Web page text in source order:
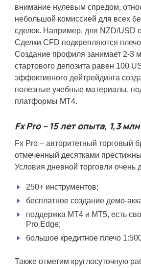
внимание нулевым спредом,
небольшой комиссией для всех
сделок. Например, для NZD/USD
Сделки CFD подкрепляются
Создание профиля занимает 2-3
стартового депозита равен 100
эффективного дейтрейдинга
полезные учебные материалы,
платформы МТ4.
Fx Pro – 15 лет опыта, 1,3
Fx Pro – авторитетный торговый
отмеченный десятками
Условия дневной торговли очень
250+ инструментов;
бесплатное создание демо-
поддержка МТ4 и МТ5, есть
Pro Edge;
большое кредитное плечо
Также отметим круглосуточную